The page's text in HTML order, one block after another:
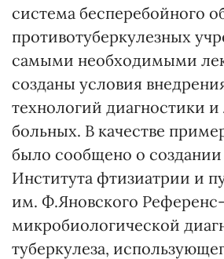
система бесперебойного
противотуберкулезных
самыми необходимыми
созданы условия
технологий диагностики и
больных. В качестве
было сообщено о создании
Института фтизиатрии и
им. Ф.Яновского
микробиологической
туберкулеза,